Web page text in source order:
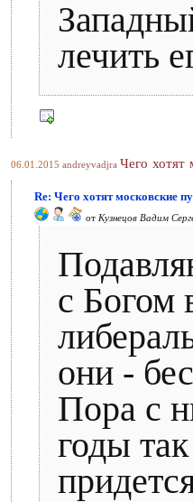
лечить
06.01.2015 andreyvadjra Чего хотят
Re: Чего хотят московские
от Кузнецов Вадим
с Богом
они -
Пора с
годы